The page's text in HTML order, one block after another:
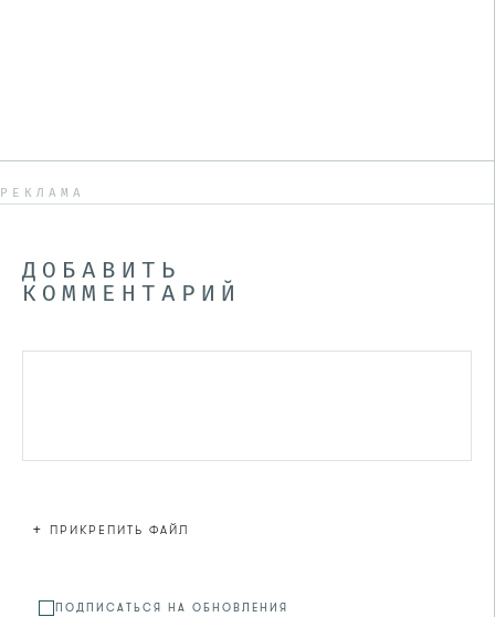
РЕКЛАМА
ДОБАВИТЬ
КОММЕНТАРИЙ
+ ПРИКРЕПИТЬ ФАЙЛ
ПОДПИСАТЬСЯ НА ОБНОВЛЕНИЯ